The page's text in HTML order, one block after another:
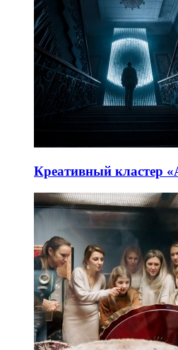
Креативный кластер